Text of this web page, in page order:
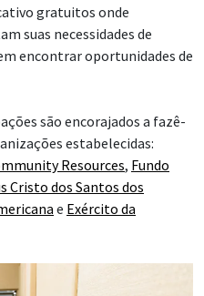
gratuitos onde
suas necessidades de
encontrar oportunidades de
são encorajados a fazê-
estabelecidas:
Resources, Fundo
Cristo dos Santos dos
e Exército da